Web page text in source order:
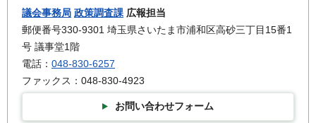
議会事務局 政策調査課 広報担当
郵便番号330-9301 埼玉県さいたま市浦和区高砂三丁目15番1
号 議事堂1階
電話： 048-830-6257
ファックス：048-830-4923
お問い合わせフォーム